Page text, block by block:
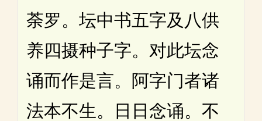
荼罗。坛中书五字及八供
养四摄种子字。对此坛念
诵而作是言。阿字门者诸
法本不生。日日念诵。不